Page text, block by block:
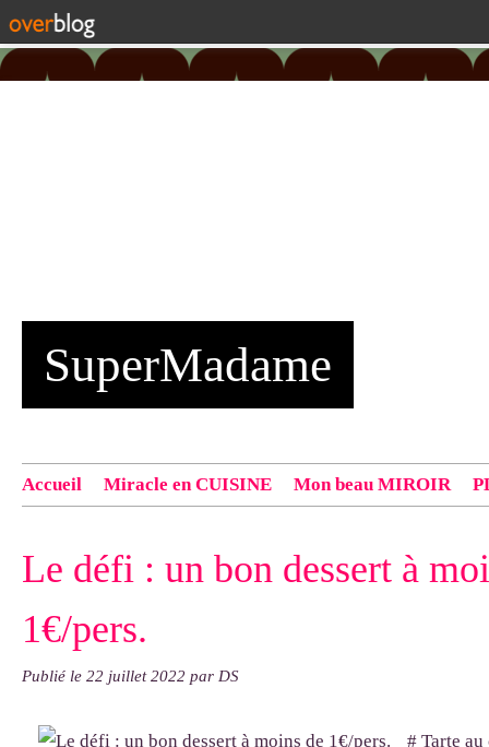
SuperMadame
Accueil Miracle en CUISINE Mon beau MIROIR
exemple : "Bonnet cloche From Annie", "Veste Rue
Le défi : un bon dessert à
1€/pers.
Publié le 22 juillet 2022 par DS
# Tarte